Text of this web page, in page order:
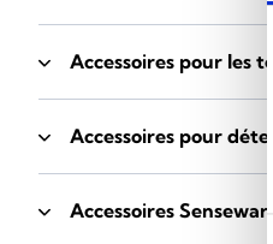
Accessoires pour les
Accessoires pour
Accessoires